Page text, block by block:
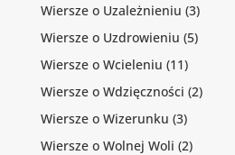
Wiersze o Uzależnieniu (3)
Wiersze o Uzdrowieniu (5)
Wiersze o Wcieleniu (11)
Wiersze o Wdzięczności (2)
Wiersze o Wizerunku (3)
Wiersze o Wolnej Woli (2)